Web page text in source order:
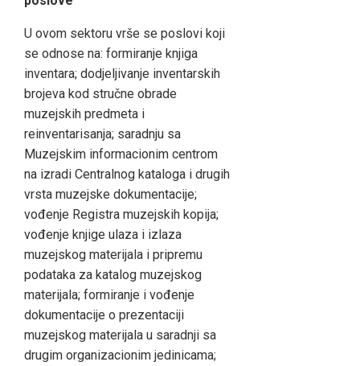
U ovom sektoru vrše se poslovi koji
se odnose na: formiranje knjiga
inventara; dodjeljivanje inventarskih
brojeva kod stručne obrade
muzejskih predmeta i
reinventarisanja; saradnju sa
Muzejskim informacionim centrom
na izradi Centralnog kataloga i drugih
vrsta muzejske dokumentacije;
vođenje Registra muzejskih kopija;
vođenje knjige ulaza i izlaza
muzejskog materijala i pripremu
podataka za katalog muzejskog
materijala; formiranje i vođenje
dokumentacije o prezentaciji
muzejskog materijala u saradnji sa
drugim organizacionim jedinicama;